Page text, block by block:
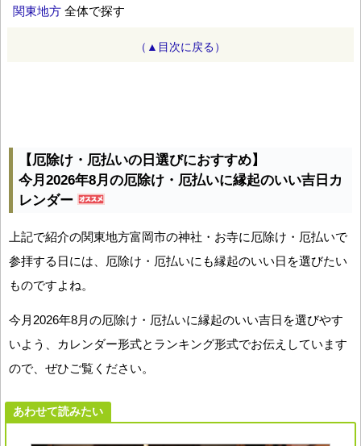
関東地方 全体で探す
（▲目次に戻る）
【厄除け・厄払いの日選びにおすすめ】
今月2026年8月の厄除け・厄払いに縁起のいい吉日カ
レンダー
上記で紹介の関東地方富岡市の神社・お寺に厄除け・厄払いで
参拝する日には、厄除け・厄払いにも縁起のいい日を選びたい
ものですよね。
今月2026年8月の厄除け・厄払いに縁起のいい吉日を選びやす
いよう、カレンダー形式とランキング形式でお伝えしています
ので、ぜひご覧ください。
あわせて読みたい